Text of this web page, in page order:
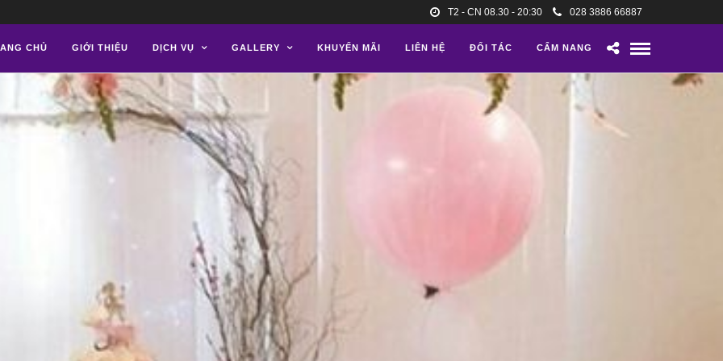
T2 - CN 08.30 - 20:30 028 3886 66887
CHỦ GIỚI THIỆU DỊCH VỤ GALLERY KHUYẾN MÃI LIÊN HỆ ĐỐI TÁC CẨM NANG